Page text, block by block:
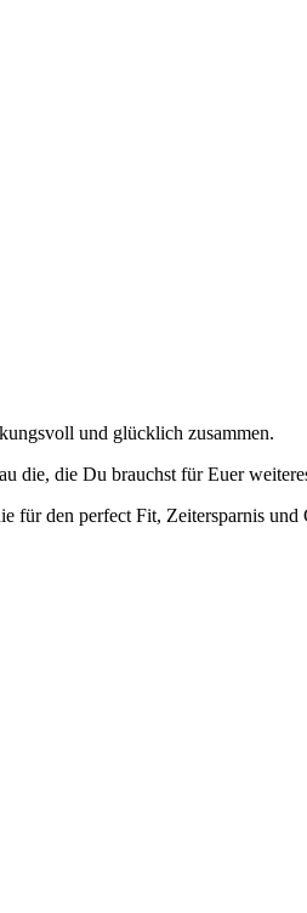
und glücklich zusammen.
die, die Du brauchst für Euer
für den perfect Fit, Zeitersparnis und